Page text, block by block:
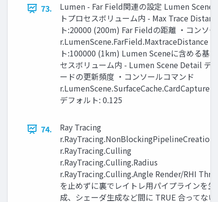
73.
Lumen - Far Field関連の設定 Lumen Scene
トプロセスボリューム内 - Max Trace
ト:20000 (200m) Far Fieldの距離 ・コンソ
r.LumenScene.FarField.MaxtraceDistance
ト:100000 (1km) Lumen Sceneに含める基
セスボリューム内 - Lumen Scene Detail デ
ードの更新頻度 ・コンソールコマンド
デフォルト: 0.125
74.
Ray Tracing
r.RayTracing.NonBlockingPipelineCreation
r.RayTracing.Culling
r.RayTracing.Culling.Radius
r.RayTracing.Culling.Angle Render/RHI
を止めずに裏でレイトレ用パイプラインを生
成、シェーダ生成など間に TRUE 合ってな